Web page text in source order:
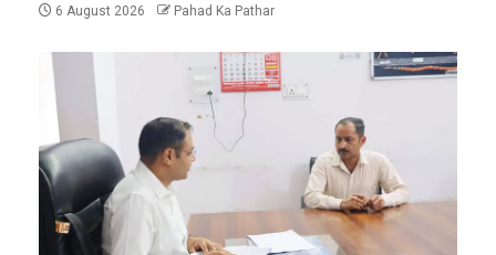
6 August 2026 Pahad Ka Pathar